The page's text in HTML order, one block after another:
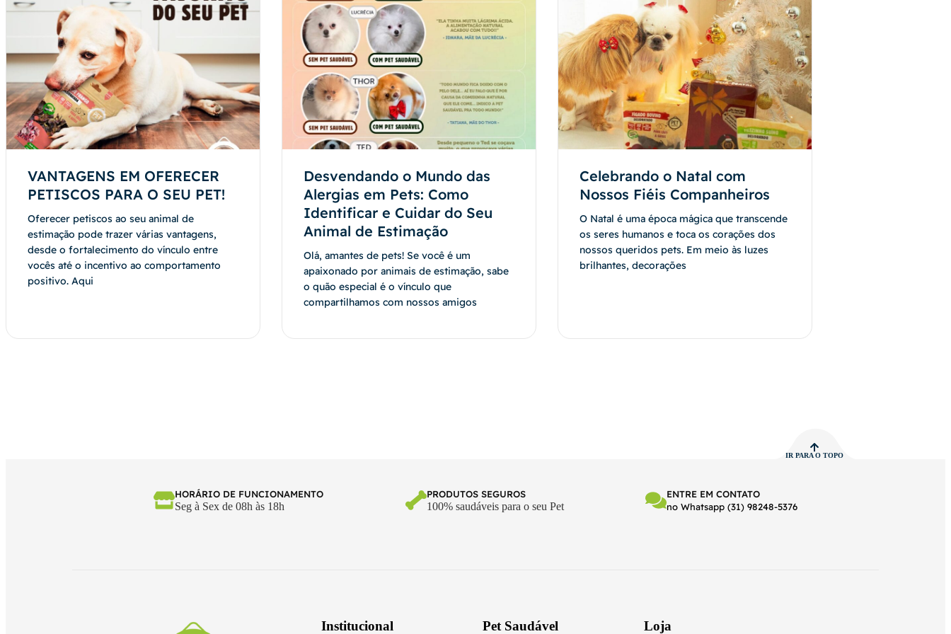
VANTAGENS EM OFERECER
PETISCOS PARA O SEU PET!
Oferecer petiscos ao seu animal de
estimação pode trazer várias vantagens,
desde o fortalecimento do vínculo entre
vocês até o incentivo ao comportamento
positivo. Aqui
Desvendando o Mundo das
Alergias em Pets: Como
Identificar e Cuidar do Seu
Animal de Estimação
Olá, amantes de pets! Se você é um
apaixonado por animais de estimação, sabe
o quão especial é o vínculo que
compartilhamos com nossos amigos
Celebrando o Natal com
Nossos Fiéis Companheiros
O Natal é uma época mágica que transcende
os seres humanos e toca os corações dos
nossos queridos pets. Em meio às luzes
brilhantes, decorações
IR PARA O TOPO
HORÁRIO DE FUNCIONAMENTO
Seg à Sex de 08h às 18h
PRODUTOS SEGUROS
100% saudáveis para o seu Pet
ENTRE EM CONTATO
no Whatsapp (31) 98248-5376
Institucional Pet Saudável Loja